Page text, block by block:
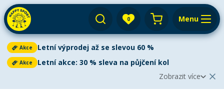
0
Váš košík je prázdný
Menu
Výprodej
E-shop
Akce Letní výprodej až se slevou 60 %
Akce
Letní akce: 30 % sleva na půjčení kol
Zobrazit více